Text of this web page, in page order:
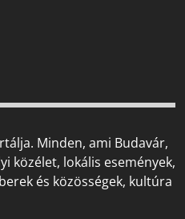
Minden, ami Budavár,
közélet, lokális események,
és közösségek, kultúra